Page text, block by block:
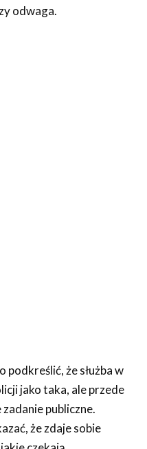
odwaga.
że służba w
jako taka, ale przede
publiczne.
że zdaje sobie